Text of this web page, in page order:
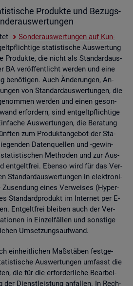
Pro­duk­te und Be­zugs­
Son­der­aus­wer­tun­gen auf Kun­
sta­tis­ti­sche Aus­wer­tung
Pro­duk­te, die nicht als Stan­dard­aus­
BA ver­öf­fent­licht wer­den und eine
be­nö­ti­gen. Auch Än­de­run­gen, An­
von Stan­dard­aus­wer­tun­gen, die
wer­den und einen ge­son­
er­for­dern, sind ent­gelt­pflich­ti­ge
Aus­wer­tun­gen, die Be­ra­tung
zum Pro­dukt­an­ge­bot der Sta­
Da­ten­quel­len und -ge­win­
sta­tis­ti­schen Me­tho­den und zur Aus­
ent­gelt­frei. Eben­so wird für das Ver­
Stan­dard­aus­wer­tun­gen in elek­tro­ni­
eines Ver­wei­ses (Hy­per­
Stan­dard­pro­dukt im In­ter­net per E-
Ent­gelt­frei blei­ben auch der Ver­
in Ein­zel­fäl­len und sons­ti­ge
Um­set­zungs­auf­wand.
ein­heit­li­chen Maß­stä­ben fest­ge­
Aus­wer­tun­gen um­fasst die
die für die er­for­der­li­che Be­ar­bei­
der Dienst­leis­tung an­fal­len. In Rech­